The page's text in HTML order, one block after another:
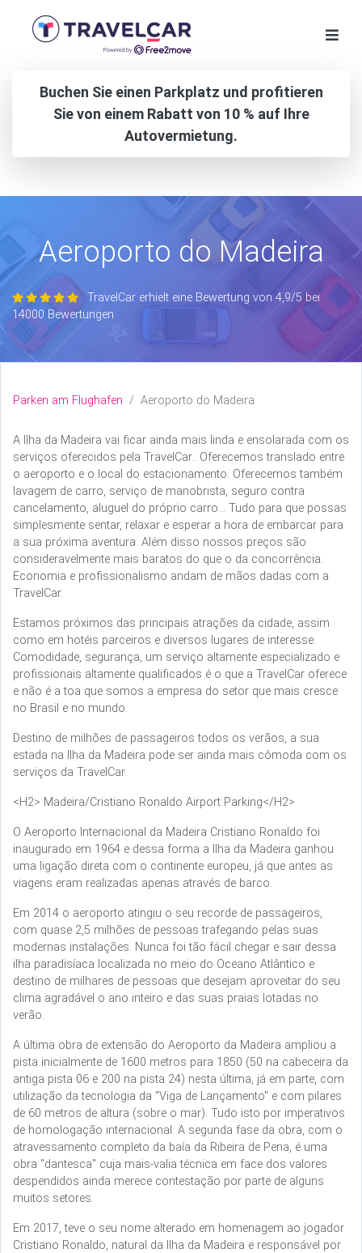
Buchen Sie einen Parkplatz und profitieren
Sie von einem Rabatt von 10 % auf Ihre
Autovermietung.
Aeroporto do Madeira
TravelCar erhielt eine Bewertung von 4,9/5 bei
14000 Bewertungen
Parken am Flughafen Aeroporto do Madeira
A Ilha da Madeira vai ficar ainda mais linda e ensolarada com os
serviços oferecidos pela TravelCar.. Oferecemos translado entre
o aeroporto e o local do estacionamento. Oferecemos também
lavagem de carro, serviço de manobrista, seguro contra
cancelamento, aluguel do próprio carro... Tudo para que possas
simplesmente sentar, relaxar e esperar a hora de embarcar para
a sua próxima aventura. Além disso nossos preços são
consideravelmente mais baratos do que o da concorrência.
Economia e profissionalismo andam de mãos dadas com a
TravelCar.
Estamos próximos das principais atrações da cidade, assim
como em hotéis parceiros e diversos lugares de interesse.
Comodidade, segurança, um serviço altamente especializado e
profissionais altamente qualificados é o que a TravelCar oferece
e não é a toa que somos a empresa do setor que mais cresce
no Brasil e no mundo.
Destino de milhões de passageiros todos os verãos, a sua
estada na Ilha da Madeira pode ser ainda mais cômoda com os
serviços da TravelCar.
<H2> Madeira/Cristiano Ronaldo Airport Parking</H2>
O Aeroporto Internacional da Madeira Cristiano Ronaldo foi
inaugurado em 1964 e dessa forma a Ilha da Madeira ganhou
uma ligação direta com o continente europeu, já que antes as
viagens eram realizadas apenas através de barco.
Em 2014 o aeroporto atingiu o seu recorde de passageiros,
com quase 2,5 milhões de pessoas trafegando pelas suas
modernas instalações. Nunca foi tão fácil chegar e sair dessa
ilha paradisíaca localizada no meio do Oceano Atlântico e
destino de milhares de pessoas que desejam aproveitar do seu
clima agradável o ano inteiro e das suas praias lotadas no
verão.
A última obra de extensão do Aeroporto da Madeira ampliou a
pista inicialmente de 1600 metros para 1850 (50 na cabeceira da
antiga pista 06 e 200 na pista 24) nesta última, já em parte, com
utilização da tecnologia da "Viga de Lançamento" e com pilares
de 60 metros de altura (sobre o mar). Tudo isto por imperativos
de homologação internacional. A segunda fase da obra, com o
atravessamento completo da baía da Ribeira de Pena, é uma
obra "dantesca" cuja mais-valia técnica em face dos valores
despendidos ainda merece contestação por parte de alguns
muitos setores.
Em 2017, teve o seu nome alterado em homenagem ao jogador
Cristiano Ronaldo, natural da Ilha da Madeira e responsável por